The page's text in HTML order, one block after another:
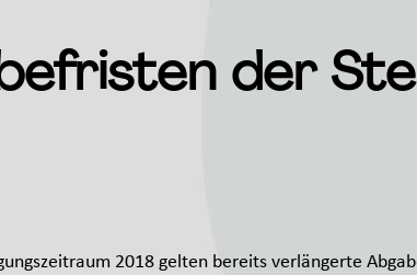
der
2018 gelten bereits verlängerte